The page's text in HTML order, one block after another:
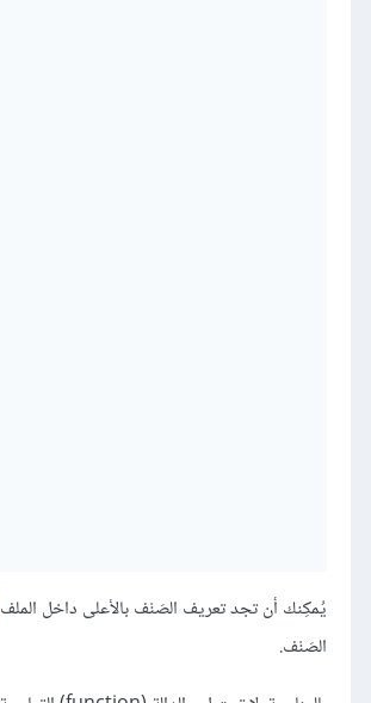
يُمكِنك أن تجد تعريف الصَنْف بالأعلى داخل الملف
الصَنْف.